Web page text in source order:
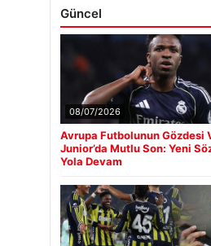
Güncel
08/07/2026
Avrupa Futbolunun Gözdesi
Junior’da Mutlu Son: Yeni
Yola Devam